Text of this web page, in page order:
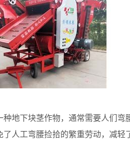
下块茎作物，通常需要人们弯
人工弯腰捡拾的繁重劳动，减轻